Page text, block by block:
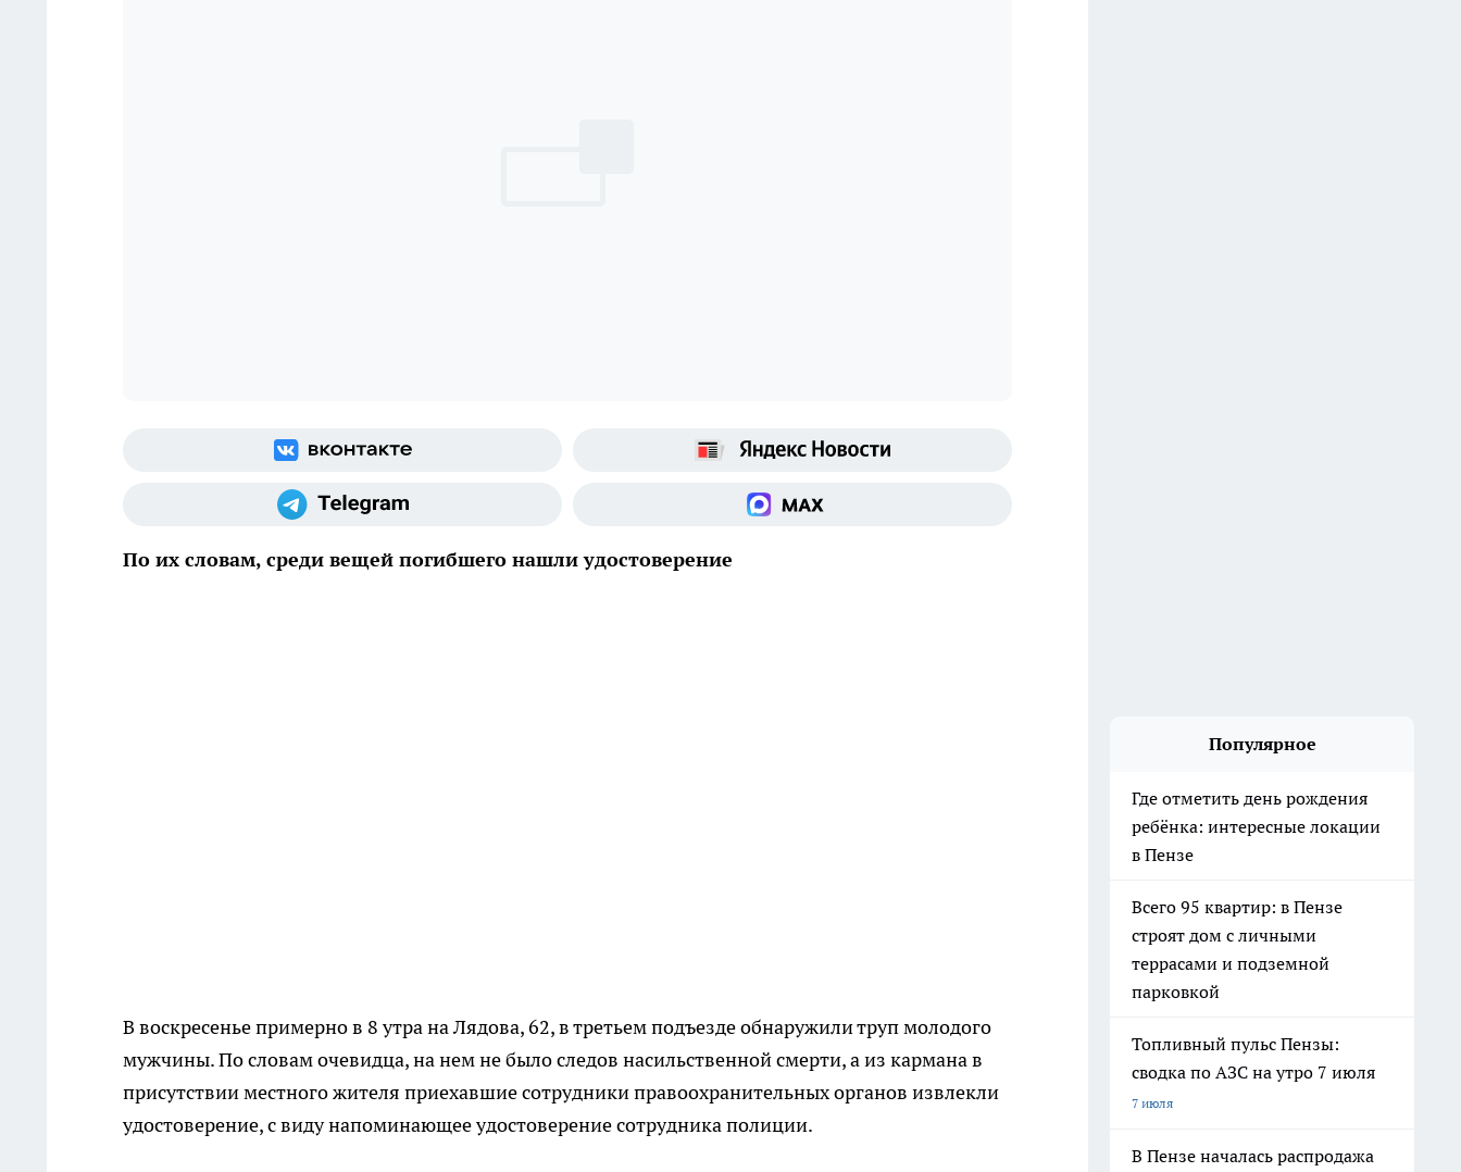
По их словам, среди вещей погибшего нашли удостоверение
В воскресенье примерно в 8 утра на Лядова, 62, в третьем подъезде обнаружили труп молодого
мужчины. По словам очевидца, на нем не было следов насильственной смерти, а из кармана в
присутствии местного жителя приехавшие сотрудники правоохранительных органов извлекли
удостоверение, с виду напоминающее удостоверение сотрудника полиции.
Популярное
Где отметить день рождения
ребёнка: интересные локации
в Пензе
Всего 95 квартир: в Пензе
строят дом с личными
террасами и подземной
парковкой
Топливный пульс Пензы:
сводка по АЗС на утро 7 июля
7 июля
В Пензе началась распродажа